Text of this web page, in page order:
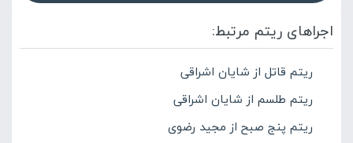
اجراهای ریتم مرتبط:
ریتم قاتل از شایان اشراقی
ریتم طلسم از شایان اشراقی
ریتم پنج صبح از مجید رضوی